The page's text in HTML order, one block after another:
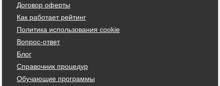
Договор оферты
Как работает рейтинг
Политика использования cookie
Вопрос-ответ
Блог
Справочник процедур
Обучающие программы